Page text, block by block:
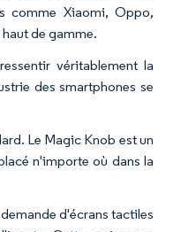
comme Xiaomi, Oppo,
de gamme.
véritablement la
des smartphones se
Le Magic Knob est un
n'importe où dans la
d'écrans tactiles